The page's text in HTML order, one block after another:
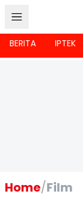
BERITA IPTEK
Home/Film